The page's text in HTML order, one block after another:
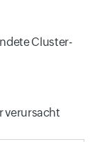
Cluster-
verursacht